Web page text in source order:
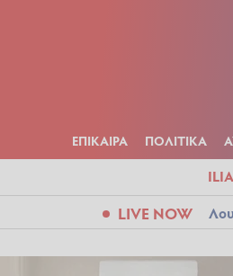
ΕΠΙΚΑΙΡΑ ΠΟΛΙΤΙΚΑ
LIVE NOW